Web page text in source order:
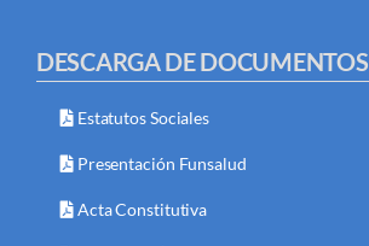
DESCARGA DE DOCUMENTOS
Estatutos Sociales
Presentación Funsalud
Acta Constitutiva